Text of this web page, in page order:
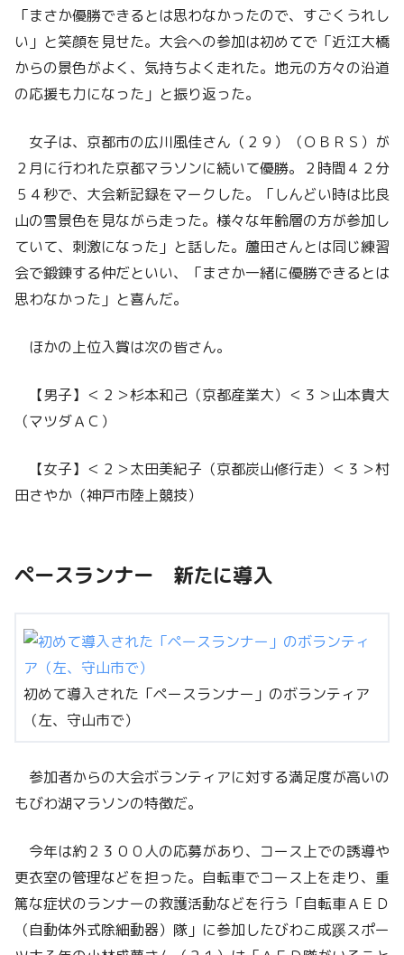
「まさか優勝できるとは思わなかったので、すごくうれし
い」と笑顔を見せた。大会への参加は初めてで「近江大橋
からの景色がよく、気持ちよく走れた。地元の方々の沿道
の応援も力になった」と振り返った。
女子は、京都市の広川風佳さん（２９）（ＯＢＲＳ）が
２月に行われた京都マラソンに続いて優勝。２時間４２分
５４秒で、大会新記録をマークした。「しんどい時は比良
山の雪景色を見ながら走った。様々な年齢層の方が参加し
ていて、刺激になった」と話した。蘆田さんとは同じ練習
会で鍛錬する仲だといい、「まさか一緒に優勝できるとは
思わなかった」と喜んだ。
ほかの上位入賞は次の皆さん。
【男子】＜２＞杉本和己（京都産業大）＜３＞山本貴大
（マツダＡＣ）
【女子】＜２＞太田美紀子（京都炭山修行走）＜３＞村
田さやか（神戸市陸上競技）
ペースランナー 新たに導入
初めて導入された「ペースランナー」のボランティア
（左、守山市で）
参加者からの大会ボランティアに対する満足度が高いの
もびわ湖マラソンの特徴だ。
今年は約２３００人の応募があり、コース上での誘導や
更衣室の管理などを担った。自転車でコース上を走り、重
篤な症状のランナーの救護活動などを行う「自転車ＡＥＤ
（自動体外式除細動器）隊」に参加したびわこ成蹊スポー